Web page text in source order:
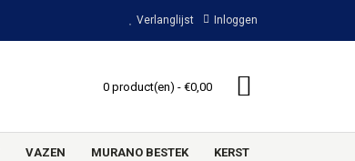
Verlanglijst Inloggen
0 product(en) - €0,00
VAZEN MURANO BESTEK KERST